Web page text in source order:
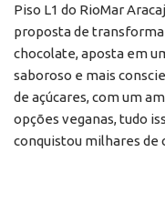
Piso L1 do RioMar
proposta de
chocolate, aposta em
saboroso e mais
de açúcares, com um
opções veganas, tudo
conquistou milhares de